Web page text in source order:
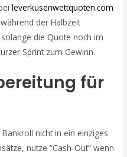
leverkusenwettquoten.com
der Halbzeit
die Quote noch im
Sprint zum Gewinn.
für
nicht in ein einziges
nutze “Cash‑Out” wenn